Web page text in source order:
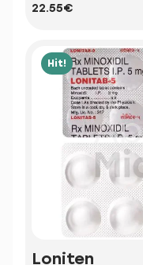
22.55€
Hit!
Loniten